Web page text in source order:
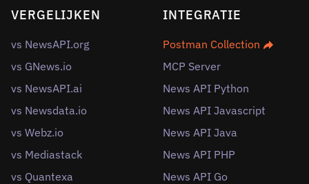
VERGELIJKEN
vs NewsAPI.org
vs GNews.io
vs NewsAPI.ai
vs Newsdata.io
vs Webz.io
vs Mediastack
vs Quantexa
INTEGRATIE
Postman Collection
MCP Server
News API Python
News API Javascript
News API Java
News API PHP
News API Go